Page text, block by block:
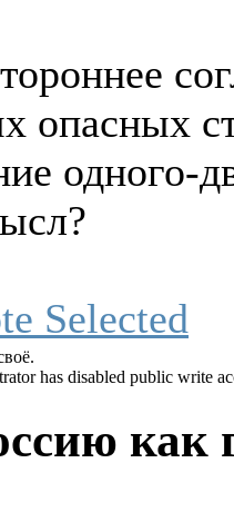
опасных
одного-
has disabled public write
как